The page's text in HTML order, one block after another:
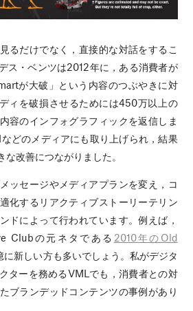
るだけでなく，直接的な対話をするこ
ス・ベンツは2012年に，ある消費者が
が大破」という内容のつぶやきに対
ィを破損させるためには450万以上の
容のインフォグラフィックを返信しま
どのメディアにも取り上げられ，結果
改善につながりました。
ッセージやメディアプランを変え，コ
化するリアクティブストーリーテリン
ドによって行われています。例えば，
Clubの元ネタである 2010年のOld
に新しい方も多いでしょう。私がデジタ
ターを務めるVMLでも，消費者との対
ブランデッドコンテンツの事例があり